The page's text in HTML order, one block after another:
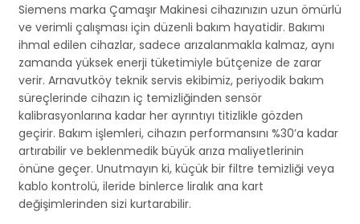
Siemens marka Çamaşır Makinesi cihazınızın uzun ömürlü
ve verimli çalışması için düzenli bakım hayatidir. Bakımı
ihmal edilen cihazlar, sadece arızalanmakla kalmaz, aynı
zamanda yüksek enerji tüketimiyle bütçenize de zarar
verir. Arnavutköy teknik servis ekibimiz, periyodik bakım
süreçlerinde cihazın iç temizliğinden sensör
kalibrasyonlarına kadar her ayrıntıyı titizlikle gözden
geçirir. Bakım işlemleri, cihazın performansını %30’a kadar
artırabilir ve beklenmedik büyük arıza maliyetlerinin
önüne geçer. Unutmayın ki, küçük bir filtre temizliği veya
kablo kontrolü, ileride binlerce liralık ana kart
değişimlerinden sizi kurtarabilir.